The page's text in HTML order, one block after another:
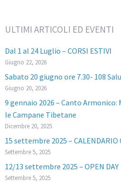
ULTIMI ARTICOLI ED EVENTI
Dal 1 al 24 Luglio – CORSI ESTIVI
Giugno 22, 2026
Sabato 20 giugno ore 7.30- 108
Giugno 20, 2026
9 gennaio 2026 – Canto
le Campane Tibetane
Dicembre 20, 2025
15 settembre 2025 – CALENDARIO
Settembre 5, 2025
12/13 settembre 2025 – OPEN DAY
Settembre 5, 2025